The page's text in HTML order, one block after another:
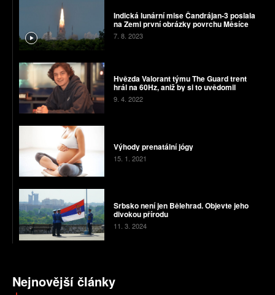
Indická lunární mise Čandrájan-3 poslala
na Zemi první obrázky povrchu Měsíce
7. 8. 2023
Hvězda Valorant týmu The Guard trent
hrál na 60Hz, aniž by si to uvědomil
9. 4. 2022
Výhody prenatální jógy
15. 1. 2021
Srbsko není jen Bělehrad. Objevte jeho
divokou přírodu
11. 3. 2024
Nejnovější články